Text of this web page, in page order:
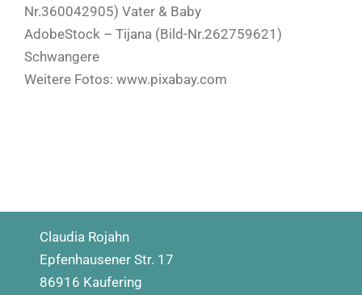
Nr.360042905) Vater & Baby
AdobeStock – Tijana (Bild-Nr.262759621)
Schwangere
Weitere Fotos: www.pixabay.com
Claudia Rojahn
Epfenhausener Str. 17
86916 Kaufering